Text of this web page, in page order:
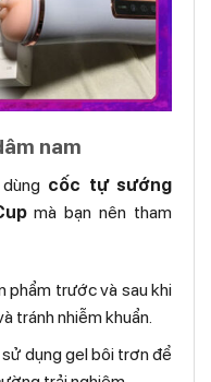
nam
cốc tự sướng
mà bạn nên tham
phẩm trước và sau khi
tránh nhiễm khuẩn.
dụng gel bôi trơn để